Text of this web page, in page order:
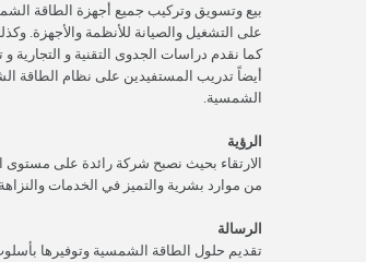
بيع وتسويق وتركيب جميع أجهزة الطاقة
على التشغيل والصيانة للأنظمة والأجهزة.
كما نقدم دراسات الجدوى التقنية و
أيضاً تدريب المستفيدين على نظام الطاقة
الشمسية.
الرؤية
الارتقاء بحيث نصبح شركة رائدة على مستوى
من موارد بشرية والتميز في الخدمات والنزاهة
الرسالة
تقديم حلول الطاقة الشمسية وتوفيرها